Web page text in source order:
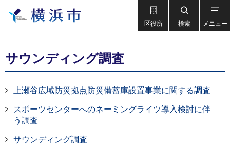
区役所 検索 メニュー
サウンディング調査
上瀬谷広域防災拠点防災備蓄庫設置事業に関する調査
スポーツセンターへのネーミングライツ導入検討に伴
う調査
サウンディング調査